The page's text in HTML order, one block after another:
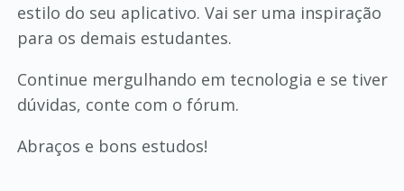
estilo do seu aplicativo. Vai ser uma inspiração
para os demais estudantes.
Continue mergulhando em tecnologia e se tiver
dúvidas, conte com o fórum.
Abraços e bons estudos!